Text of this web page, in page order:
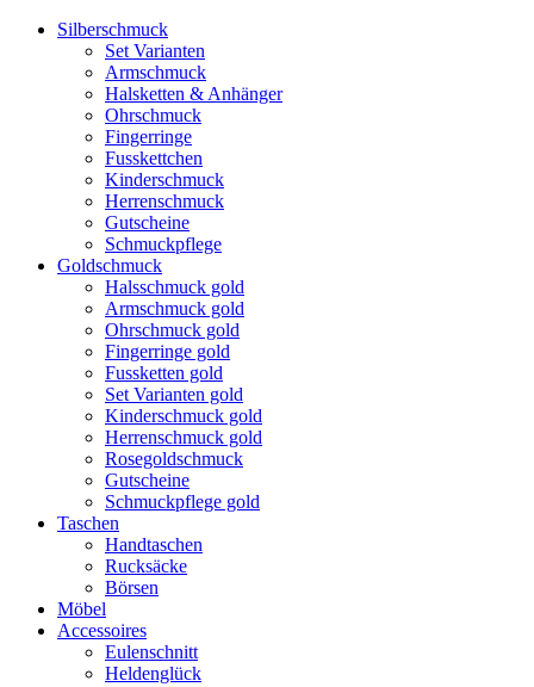
Silberschmuck
Set Varianten
Armschmuck
Halsketten & Anhänger
Ohrschmuck
Fingerringe
Fusskettchen
Kinderschmuck
Herrenschmuck
Gutscheine
Schmuckpflege
Goldschmuck
Halsschmuck gold
Armschmuck gold
Ohrschmuck gold
Fingerringe gold
Fussketten gold
Set Varianten gold
Kinderschmuck gold
Herrenschmuck gold
Rosegoldschmuck
Gutscheine
Schmuckpflege gold
Taschen
Handtaschen
Rucksäcke
Börsen
Möbel
Accessoires
Eulenschnitt
Heldenglück